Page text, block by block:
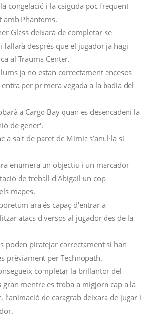
congelació i la caiguda poc freqüent
amb Phantoms.
Glass deixarà de completar-se
fallarà després que el jugador ja hagi
al Trauma Center.
ja no estan correctament encesos
per primera vegada a la badia del
a Cargo Bay quan es desencadeni la
de gener'.
a salt de paret de Mimic s’anul·la si
enumera un objectiu i un marcador
de treball d'Abigail un cop
mapes.
ara és capaç d'entrar a
atacs diversos al jugador des de la
poden piratejar correctament si han
prèviament per Technopath.
completar la brillantor del
gran mentre es troba a migjorn cap a la
l’animació de caragrab deixarà de jugar i